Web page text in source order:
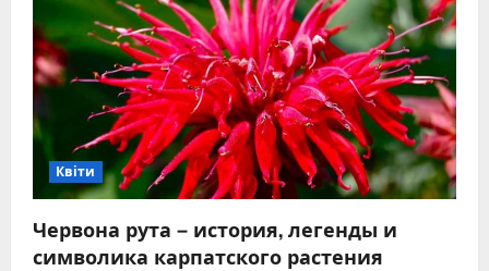
Квіти
Червона рута – история, легенды и
символика карпатского растения